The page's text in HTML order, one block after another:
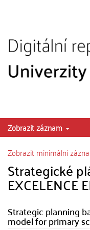
Zobrazit záznam
Zobrazit minimální
Strategické
EXCELENCE
Strategic planning
model for primary